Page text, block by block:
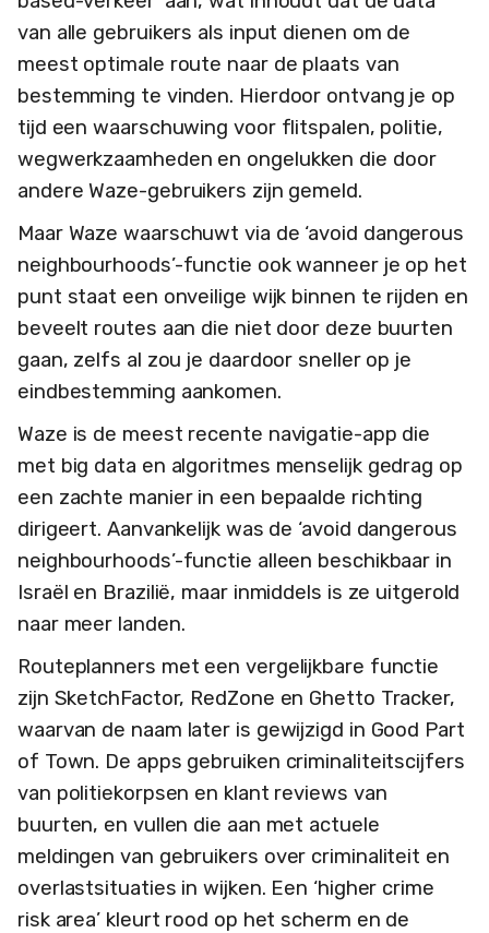
van alle gebruikers als input dienen om de
meest optimale route naar de plaats van
bestemming te vinden. Hierdoor ontvang je op
tijd een waarschuwing voor flitspalen, politie,
wegwerkzaamheden en ongelukken die door
andere Waze-gebruikers zijn gemeld.
Maar Waze waarschuwt via de ‘avoid dangerous
neighbourhoods’-functie ook wanneer je op het
punt staat een onveilige wijk binnen te rijden en
beveelt routes aan die niet door deze buurten
gaan, zelfs al zou je daardoor sneller op je
eindbestemming aankomen.
Waze is de meest recente navigatie-app die
met big data en algoritmes menselijk gedrag op
een zachte manier in een bepaalde richting
dirigeert. Aanvankelijk was de ‘avoid dangerous
neighbourhoods’-functie alleen beschikbaar in
Israël en Brazilië, maar inmiddels is ze uitgerold
naar meer landen.
Routeplanners met een vergelijkbare functie
zijn SketchFactor, RedZone en Ghetto Tracker,
waarvan de naam later is gewijzigd in Good Part
of Town. De apps gebruiken criminaliteitscijfers
van politiekorpsen en klant reviews van
buurten, en vullen die aan met actuele
meldingen van gebruikers over criminaliteit en
overlastsituaties in wijken. Een ‘higher crime
risk area’ kleurt rood op het scherm en de